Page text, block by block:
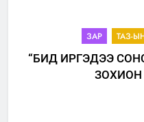
ЗАР ТАЗ-
“БИД ИРГЭДЭЭ
ЗОХИОН